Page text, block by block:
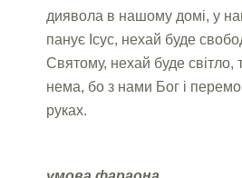
диявола в нашому домі, у
панує Ісус, нехай буде
Святому, нехай буде світло,
нема, бо з нами Бог і
руках.